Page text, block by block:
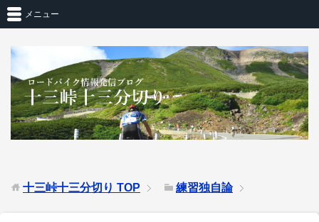
メニュー
十三峠十三分切り TOP 練習独自論